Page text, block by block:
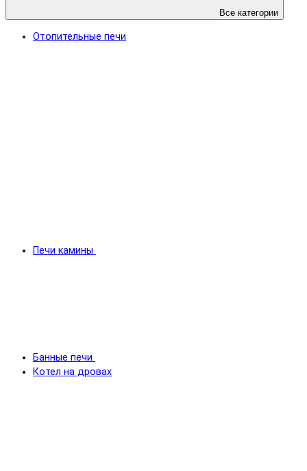
Все категории
Отопительные печи
Печи камины
Банные печи
Котел на дровах